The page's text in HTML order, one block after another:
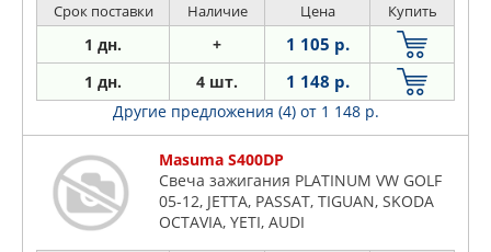
Срок поставки Наличие Цена Купить
1 дн. + 1 105 р.
1 дн. 4 шт. 1 148 р.
Другие предложения (4) от 1 148 р.
Masuma S400DP
Свеча зажигания PLATINUM VW GOLF
05-12, JETTA, PASSAT, TIGUAN, SKODA
OCTAVIA, YETI, AUDI